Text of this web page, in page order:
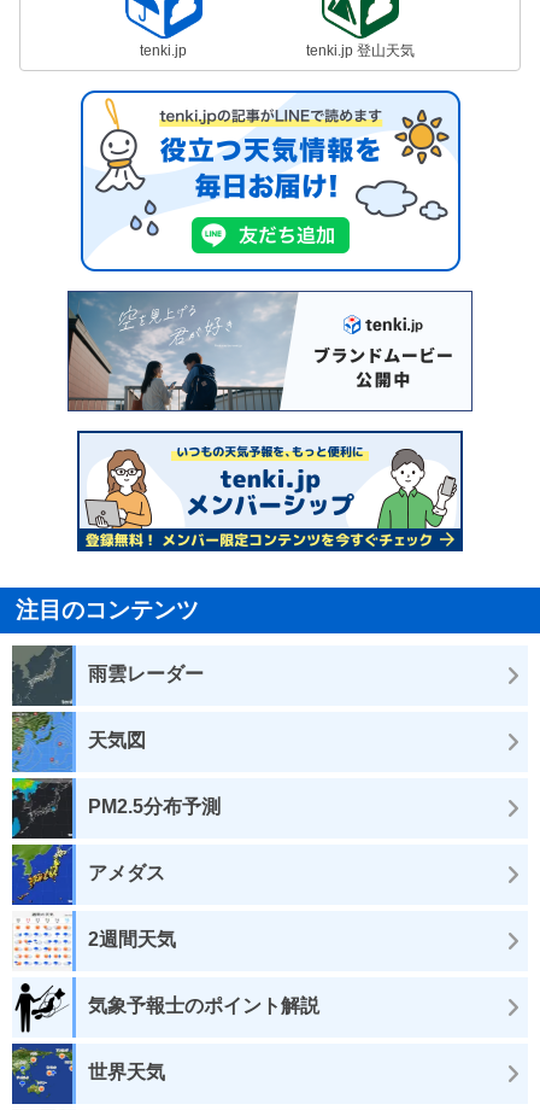
tenki.jp tenki.jp 登山天気
注目のコンテンツ
雨雲レーダー
天気図
PM2.5分布予測
アメダス
2週間天気
気象予報士のポイント解説
世界天気